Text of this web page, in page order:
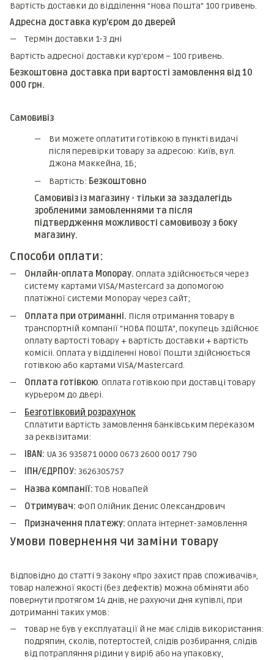
Вартість доставки до відділення "Нова Пошта" 100 гривень.
Адресна доставка кур'єром до дверей
Термін доставки 1-3 дні
Вартість адресної доставки кур'єром – 100 гривень.
Безкоштовна доставка при вартості замовлення від 10
000 грн.
Самовивіз
Ви можете оплатити готівкою в пункті видачі
після перевірки товару за адресою: Київ, вул.
Джона Маккейна, 1Б;
Вартість: Безкоштовно
Самовивіз із магазину - тільки за заздалегідь
зробленими замовленнями та після
підтвердження можливості самовивозу з боку
магазину.
Способи оплати:
Онлайн-оплата Monopay. Оплата здійснюється через
систему картами VISA/Mastercard за допомогою
платіжної системи Monopay через сайт;
Оплата при отриманні. Після отримання товару в
транспортній компанії "НОВА ПОШТА", покупець здійснює
оплату вартості товару + вартість доставки + вартість
комicii. Оплата у відділенні Нової Пошти здійснюється
готівкою або картами VISA/Mastercard.
Оплата готівкою. Оплата готівкою при доставці товару
курьером до двері.
Безготівковий розрахунок
Сплатити вартість замовлення банківським переказом
за реквізитами:
IBAN: UA 36 935871 0000 0673 2600 0017 790
ІПН/ЄДРПОУ: 3626305757
Назва компанії: ТОВ НоваПей
Отримувач: ФОП Олійник Денис Олександрович
Призначення платежу: Оплата інтернет-замовлення
Умови повернення чи заміни товару
Відповідно до статті 9 Закону «Про захист прав споживачів»,
товар належної якості (без дефектів) можна обміняти або
повернути протягом 14 днів, не рахуючи дня купівлі, при
дотриманні таких умов:
товар не був у експлуатації й не має слідів використання:
подряпин, сколів, потертостей, слідів розбирання, слідів
від потрапляння рідини у виріб або на упаковку,